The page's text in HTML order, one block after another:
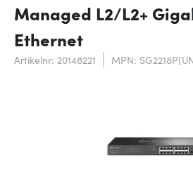
Managed L2/L2+
Ethernet
Artikelnr: 20148221 MPN: